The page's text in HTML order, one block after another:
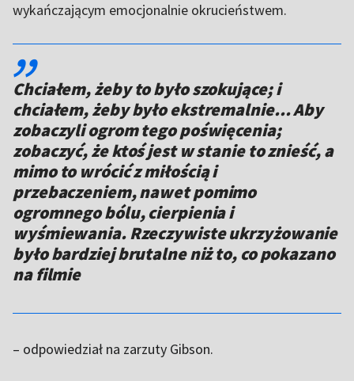
wykańczającym emocjonalnie okrucieństwem.
,,
Chciałem, żeby to było szokujące; i
chciałem, żeby było ekstremalnie... Aby
zobaczyli ogrom tego poświęcenia;
zobaczyć, że ktoś jest w stanie to znieść, a
mimo to wrócić z miłością i
przebaczeniem, nawet pomimo
ogromnego bólu, cierpienia i
wyśmiewania. Rzeczywiste ukrzyżowanie
było bardziej brutalne niż to, co pokazano
na filmie
– odpowiedział na zarzuty Gibson.